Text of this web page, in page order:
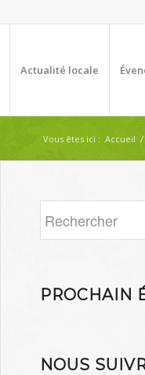
Actualité locale
Vous êtes ici : Accueil /
PROCHAIN
NOUS